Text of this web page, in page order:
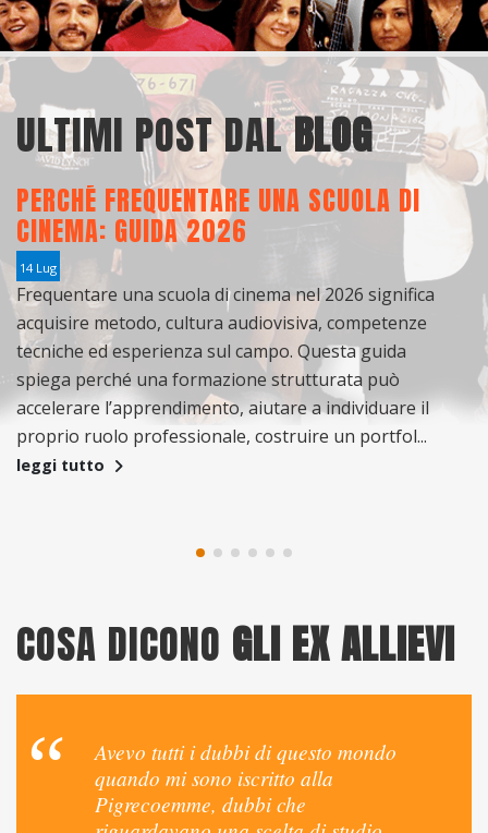
ULTIMI POST DALBLOG
PERCHÉ FREQUENTARE UNA SCUOLA DI
CINEMA: GUIDA 2026
14 Lug
Frequentare una scuola di cinema nel 2026 significa
acquisire metodo, cultura audiovisiva, competenze
tecniche ed esperienza sul campo. Questa guida
spiega perché una formazione strutturata può
accelerare l’apprendimento, aiutare a individuare il
proprio ruolo professionale, costruire un portfol...
leggi tutto
COSA DICONO GLI EX ALLIEVI
Avevo tutti i dubbi di questo mondo
quando mi sono iscritto alla
Pigrecoemme, dubbi che